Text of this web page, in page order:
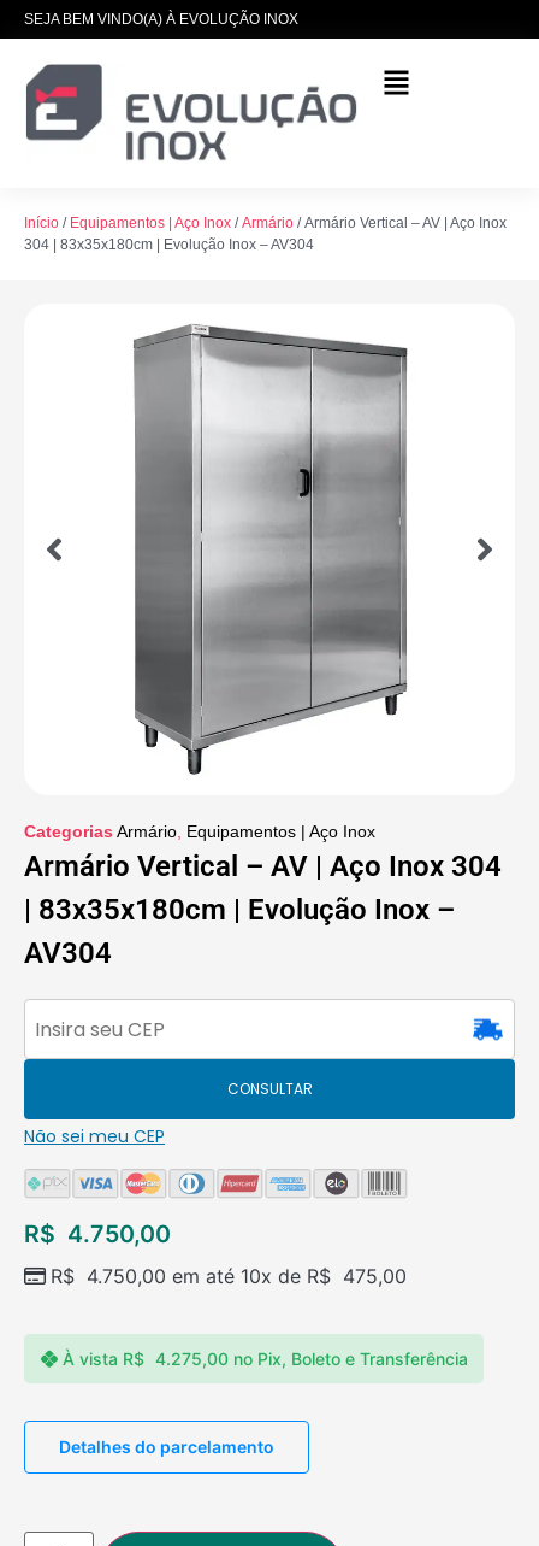
SEJA BEM VINDO(A) À EVOLUÇÃO INOX
Início / Equipamentos | Aço Inox /Armário / Armário Vertical – AV | Aço Inox
304 | 83x35x180cm | Evolução Inox – AV304
Categorias Armário Equipamentos | Aço Inox
Armário Vertical – AV | Aço Inox 304
| 83x35x180cm | Evolução Inox –
AV304
CONSULTAR
Não sei meu CEP
R$ 4.750,00
R$ 4.750,00 em até 10x de R$ 475,00
À vista R$ 4.275,00 no Pix, Boleto e Transferência
Detalhes do parcelamento
Bandeja Expositora Aço Inox
201 | 35x31x6cm | Evolução
Inox - BJ | Bandeja Expositora
136,00